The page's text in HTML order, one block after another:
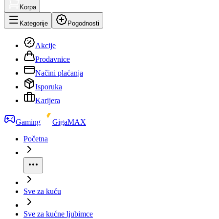
Korpa
Kategorije Pogodnosti
Akcije
Prodavnice
Načini plaćanja
Isporuka
Karijera
Gaming
GigaMAX
Početna
Sve za kuću
Sve za kućne ljubimce